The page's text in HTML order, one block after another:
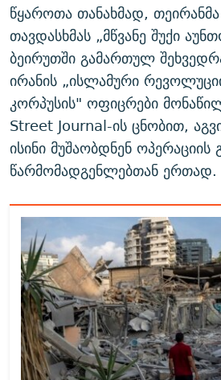
წყაროთა თანახმად,
თავდასხმას „მწვანე შუქი
ბეირუთში გამართულ
ირანის „ისლამური
კორპუსის" ოფიცრები
Street Journal-ის ცნობით,
ისინი მუშაობდნენ ოპერაციის
წარმომადგენლებთან ერთად.